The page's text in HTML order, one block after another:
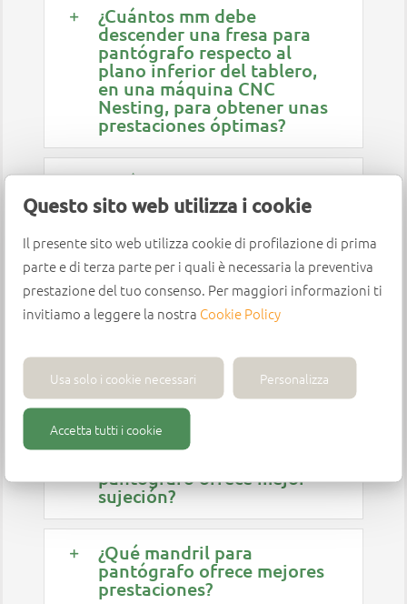
Questo sito web utilizza i cookie
Il presente sito web utilizza cookie di profilazione di prima
parte e di terza parte per i quali è necessaria la preventiva
prestazione del tuo consenso. Per maggiori informazioni ti
invitiamo a leggere la nostra Cookie Policy
Usa solo i cookie necessari Personalizza
Accetta tutti i cookie
¿Cuántos mm debe
descender una fresa para
pantógrafo respecto al
plano inferior del tablero,
en una máquina CNC
Nesting, para obtener unas
prestaciones óptimas?
¿Cuál es la ventaja de un
cuerpo de metal pesado
respecto a un cuerpo de
acero?
¿Cuáles son las ventajas de
Aerotech®?
¿Qué diferencia hay entre
los mandriles ThermoGrip y
los Hydro-Grip?
pantógrafo ofrece mejor
sujeción?
¿Qué mandril para
pantógrafo ofrece mejores
prestaciones?